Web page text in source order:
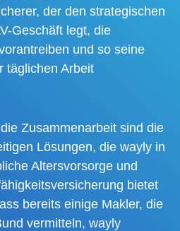
der den strategischen
Geschäft legt, die
und so seine
täglichen Arbeit
Zusammenarbeit sind die
Lösungen, die wayly in
Altersvorsorge und
bietet
bereits einige Makler, die
vermitteln, wayly